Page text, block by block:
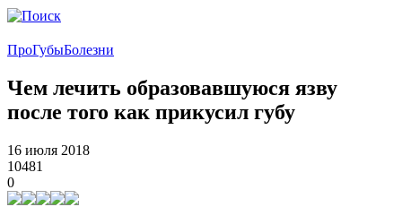
ПроГубыБолезни
Чем лечить образовавшуюся язву
после того как прикусил губу
16 июля 2018
10481
0